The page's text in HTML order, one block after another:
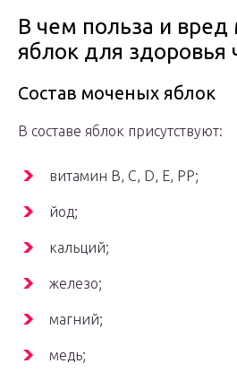
В чем польза и
яблок для здоровья
Состав моченых яблок
В составе яблок присутствуют:
витамин В, C, D, E, PP;
йод;
кальций;
железо;
магний;
медь;